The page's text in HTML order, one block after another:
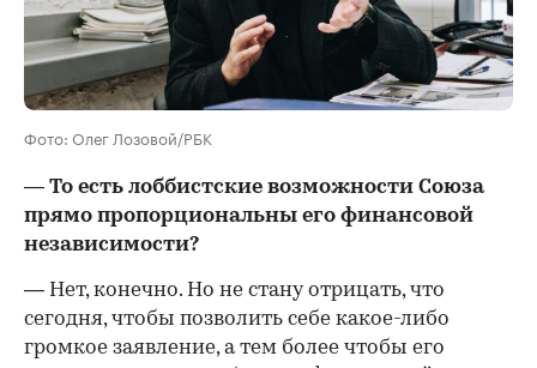
Фото: Олег Лозовой/РБК
— То есть лоббистские возможности Союза
прямо пропорциональны его финансовой
независимости?
— Нет, конечно. Но не стану отрицать, что
сегодня, чтобы позволить себе какое-либо
громкое заявление, а тем более чтобы его